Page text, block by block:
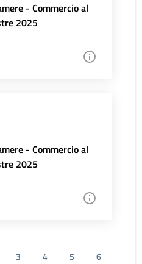
- Commercio al
2025
- Commercio al
2025
3 4 5
6